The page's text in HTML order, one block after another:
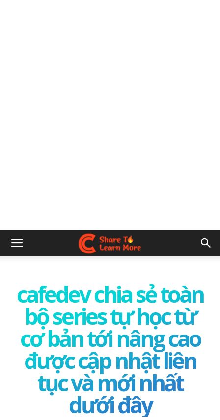
cafedev chia sẻ toàn
bộ series tự học từ
cơ bản tới nâng cao
được cập nhật liên
tục và mới nhất
dưới đây